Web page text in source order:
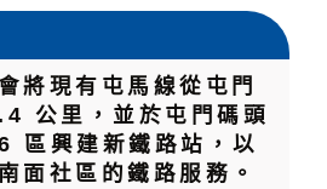
將現有屯馬線從屯門
公里，並於屯門碼頭
區興建新鐵路站，以
面社區的鐵路服務。